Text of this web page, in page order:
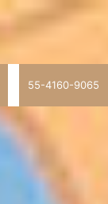
55-4160-9065